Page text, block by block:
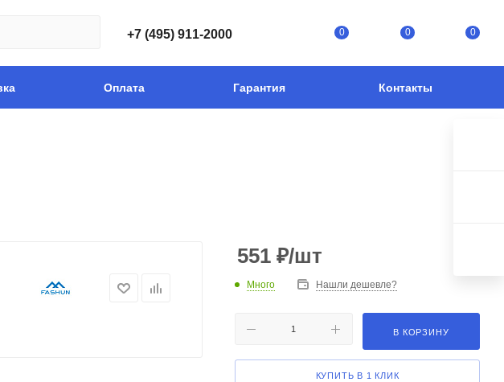
+7 (495) 911-2000 0 0 0
Оплата Гарантия Контакты
551 ₽/шт
Много Нашли дешевле?
В КОРЗИНУ
КУПИТЬ В 1 КЛИК